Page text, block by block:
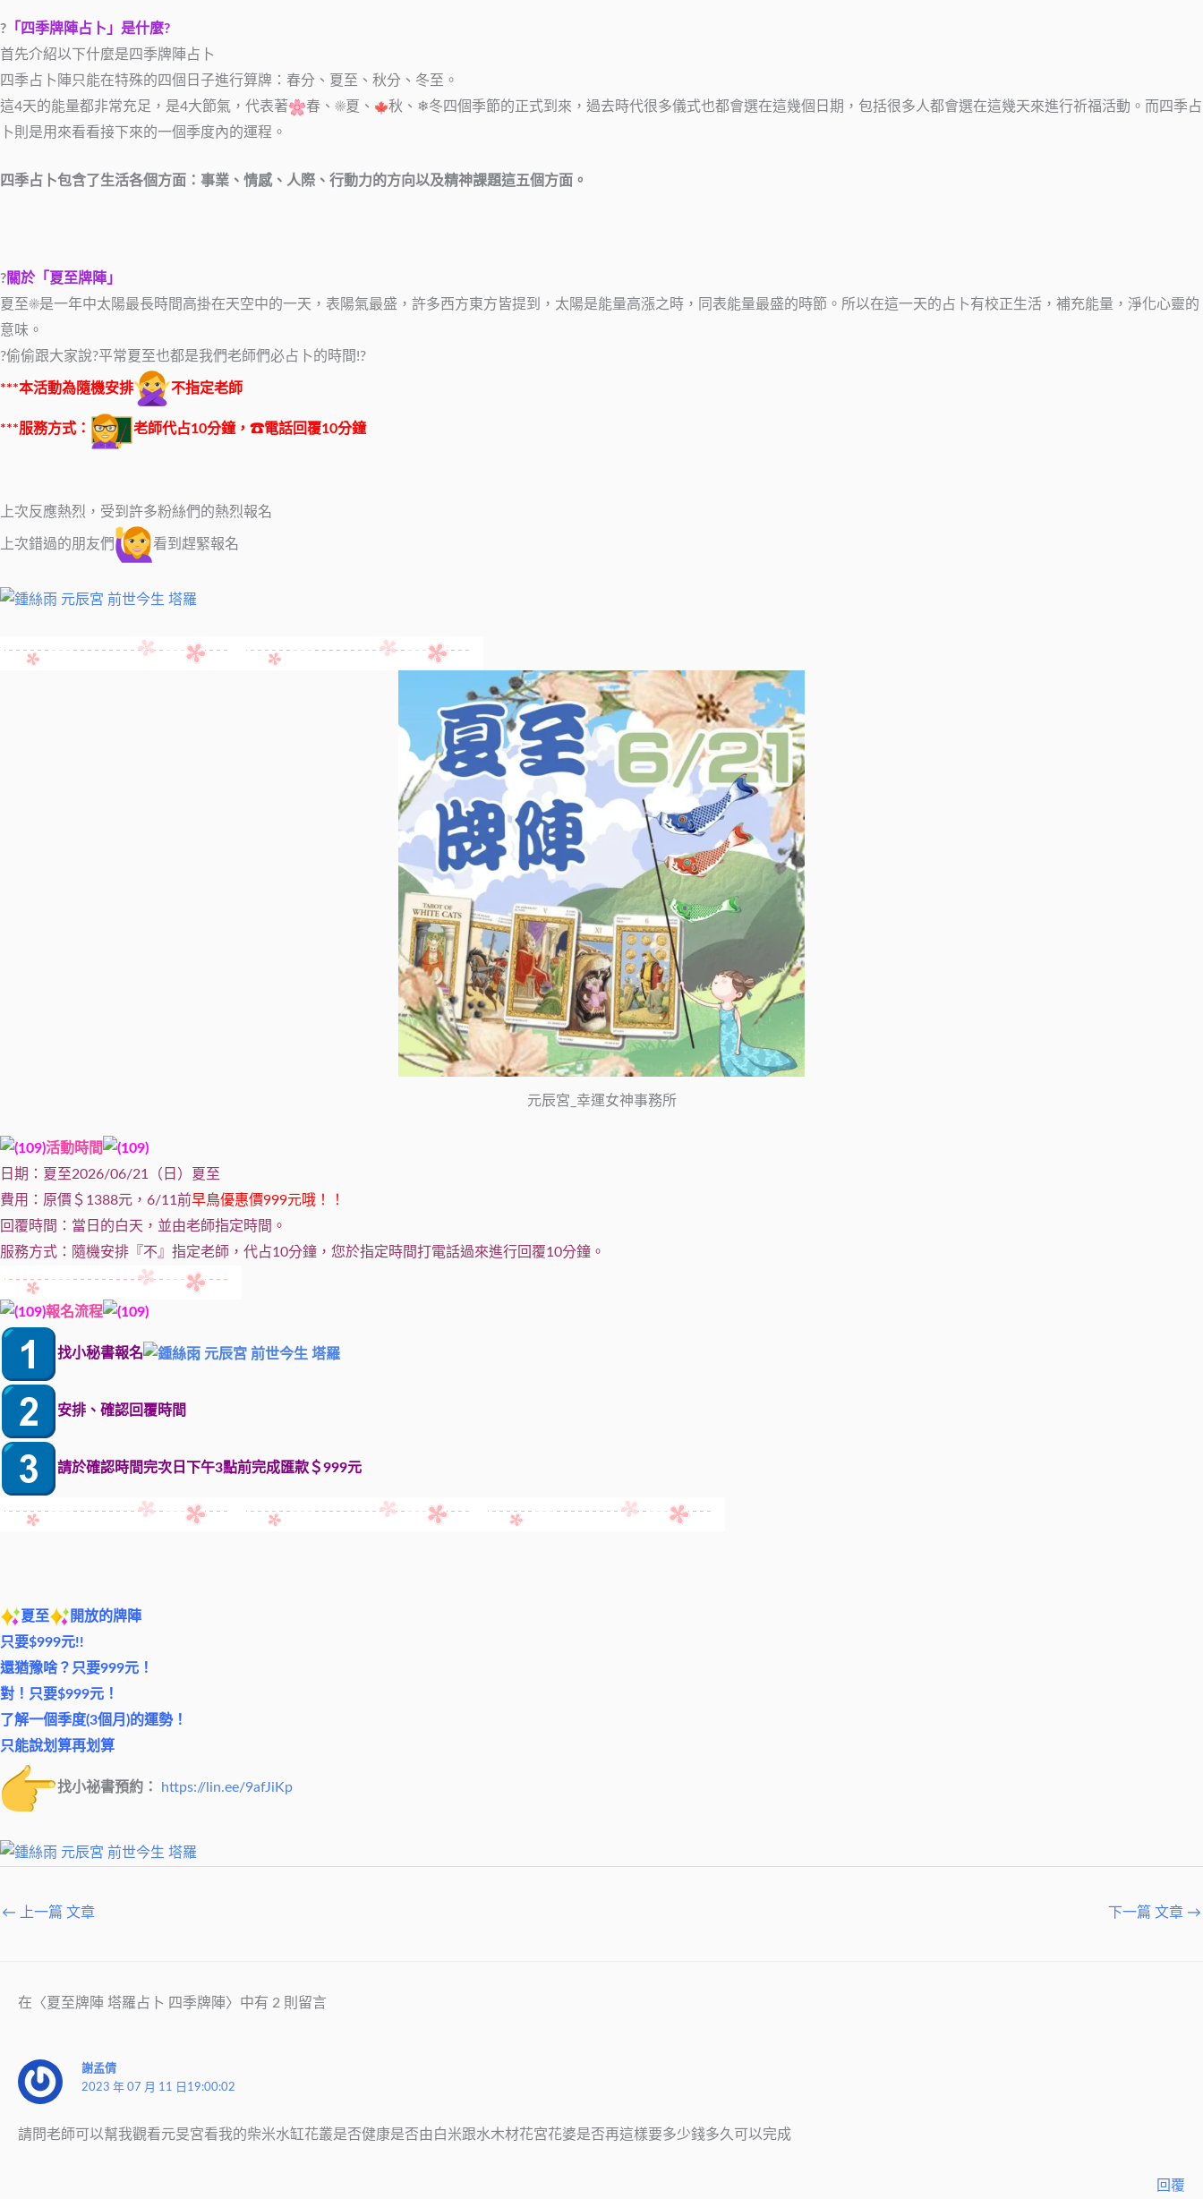
? 「四季牌陣占卜」是什麼?
首先介紹以下什麼是四季牌陣占卜
四季占卜陣只能在特殊的四個日子進行算牌：春分、夏至、秋分、冬至。
這4天的能量都非常充足，是4大節氣，代表著
春、☀夏、
秋、❄冬四個季節的正式到來，過去時代很多儀式也都會選在這幾個日期，包括很多人都會選在這幾天來進行祈福活動。而四季占
卜則是用來看看接下來的一個季度內的運程。
四季占卜包含了生活各個方面：事業、情感、人際、行動力的方向以及精神課題這五個方面。
?關於「夏至牌陣」
夏至☀是一年中太陽最長時間高掛在天空中的一天，表陽氣最盛，許多西方東方皆提到，太陽是能量高漲之時，同表能量最盛的時節。所以在這一天的占卜有校正生活，補充能量，淨化心靈的
意味。
?偷偷跟大家說?平常夏至也都是我們老師們必占卜的時間!?
***本活動為隨機安排 不指定老師
***服務方式： 老師代占10分鐘，☎電話回覆10分鐘
上次反應熱烈，受到許多粉絲們的熱烈報名
上次錯過的朋友們 看到趕緊報名
元辰宮_幸運女神事務所
活動時間
日期：夏至2026/06/21（日）夏至
費用：原價＄1388元，6/11前早鳥優惠價999元哦！！
回覆時間：當日的白天，並由老師指定時間。
服務方式：隨機安排『不』指定老師，代占10分鐘，您於指定時間打電話過來進行回覆10分鐘。
報名流程
找小秘書報名
安排、確認回覆時間
請於確認時間完次日下午3點前完成匯款＄999元
夏至
開放的牌陣
只要$999元!!
還猶豫啥？只要999元！
對！只要$999元！
了解一個季度(3個月)的運勢！
只能說划算再划算
找小祕書預約： https://lin.ee/9afJiKp
← 上一篇 文章 下一篇 文章 →
在〈夏至牌陣 塔羅占卜 四季牌陣〉中有 2 則留言
謝孟倩
2023 年 07 月 11 日19:00:02
請問老師可以幫我觀看元旻宮看我的柴米水缸花叢是否健康是否由白米跟水木材花宮花婆是否再這樣要多少錢多久可以完成
回覆